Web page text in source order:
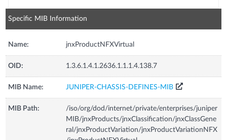
Specific MIB Information
Name: jnxProductNFXVirtual
OID: 1.3.6.1.4.1.2636.1.1.1.4.138.7
MIB Name: JUNIPER-CHASSIS-DEFINES-MIB
MIB Path:
/iso/org/dod/internet/private/enterprises/juniper
MIB/jnxProducts/jnxClassification/jnxClassGene
ral/jnxProductVariation/jnxProductVariationNFX